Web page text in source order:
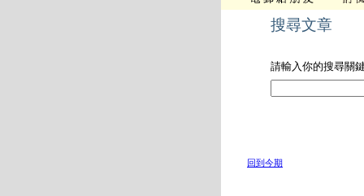
搜尋文章
請輸入你的搜尋關
回到今期